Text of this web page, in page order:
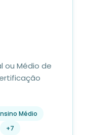
ou Médio de
Médio
+7